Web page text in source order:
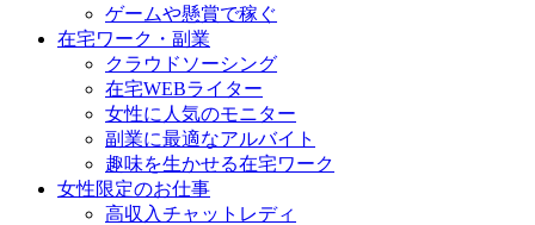
ゲームや懸賞で稼ぐ
在宅ワーク・副業
クラウドソーシング
在宅WEBライター
女性に人気のモニター
副業に最適なアルバイト
趣味を生かせる在宅ワーク
女性限定のお仕事
高収入チャットレディ